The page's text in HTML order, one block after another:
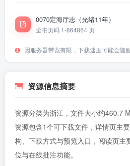
0070定海厅志（光绪11年）
全书页码 1-864864 页
因服务器带宽有限，下载速度可能会随
资源信息摘要
资源分类为浙江，文件大小约460.7
资源包含1个可下载文件，详情页主
构、下载方式与预览入口，阅读页主
位与在线批注功能。